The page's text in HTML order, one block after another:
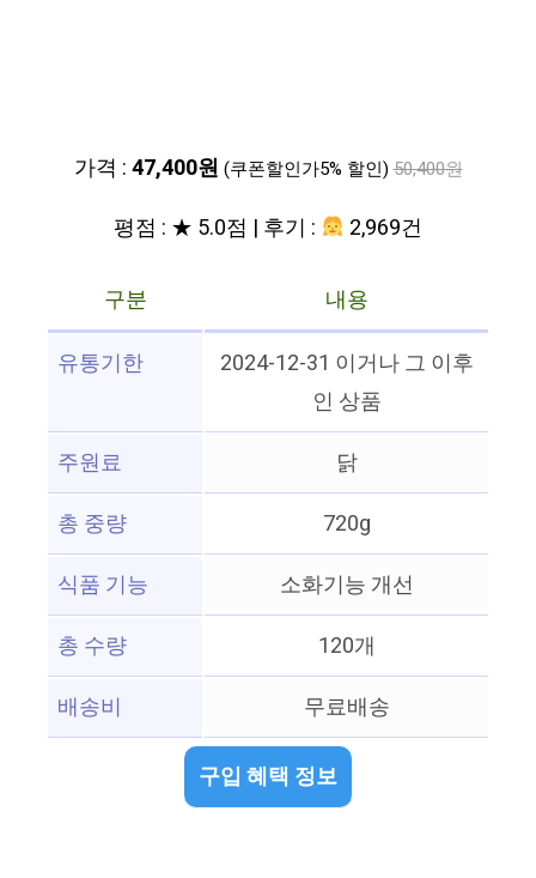
가격 :47,400원 (쿠폰할인가5% 할인) 50,400원
평점 : ★ 5.0점 | 후기 : 2,969건
구분
내용
유통기한
2024-12-31 이거나 그 이후
인 상품
주원료
닭
총 중량
720g
식품 기능
소화기능 개선
총 수량
120개
배송비
무료배송
구입 혜택 정보